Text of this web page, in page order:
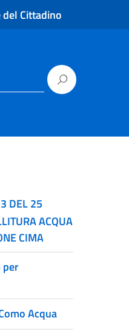
Cittadino
DEL 25
ACQUA
CIMA
per
Acqua